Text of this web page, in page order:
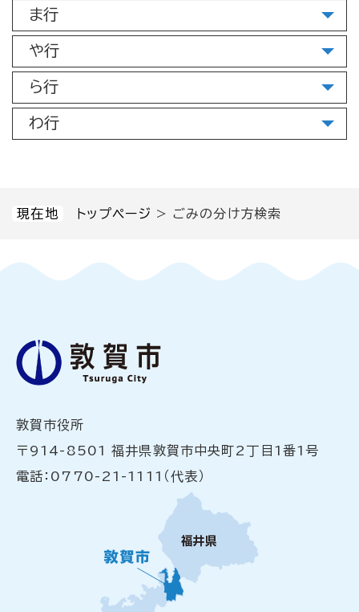
現在地 トップページ > ごみの分け方検索
ま行
や行
ら行
わ行
敦賀市役所
〒914-8501 福井県敦賀市中央町2丁目1番1号
電話：0770-21-1111（代表）